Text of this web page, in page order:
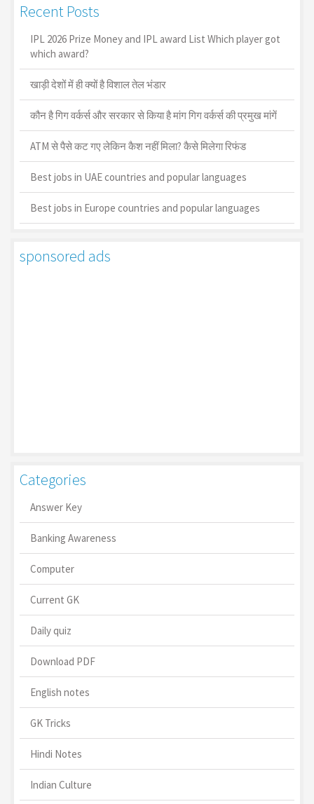
Recent Posts
IPL 2026 Prize Money and IPL award List Which player got
which award?
खाड़ी देशों में ही क्यों है व‍िशाल तेल भंडार
कौन है गिग वर्कर्स और सरकार से किया है मांग गिग वर्कर्स की प्रमुख मांगें
ATM से पैसे कट गए लेकिन कैश नहीं मिला? कैसे मिलेगा रिफंड
Best jobs in UAE countries and popular languages
Best jobs in Europe countries and popular languages
sponsored ads
Categories
Answer Key
Banking Awareness
Computer
Current GK
Daily quiz
Download PDF
English notes
GK Tricks
Hindi Notes
Indian Culture